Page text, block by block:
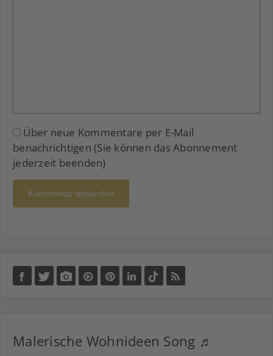
Über neue Kommentare per E-Mail
benachrichtigen (Sie können das Abonnement
jederzeit beenden)
Kommentar absenden
Malerische Wohnideen Song ♬